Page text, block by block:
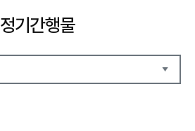
정기간행물